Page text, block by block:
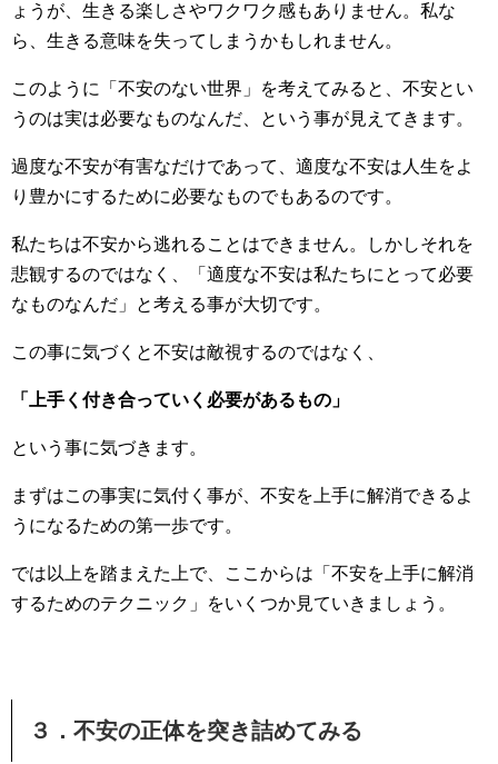
ょうが、生きる楽しさやワクワク感もありません。私な
ら、生きる意味を失ってしまうかもしれません。
このように「不安のない世界」を考えてみると、不安とい
うのは実は必要なものなんだ、という事が見えてきます。
過度な不安が有害なだけであって、適度な不安は人生をよ
り豊かにするために必要なものでもあるのです。
私たちは不安から逃れることはできません。しかしそれを
悲観するのではなく、「適度な不安は私たちにとって必要
なものなんだ」と考える事が大切です。
この事に気づくと不安は敵視するのではなく、
「上手く付き合っていく必要があるもの」
という事に気づきます。
まずはこの事実に気付く事が、不安を上手に解消できるよ
うになるための第一歩です。
では以上を踏まえた上で、ここからは「不安を上手に解消
するためのテクニック」をいくつか見ていきましょう。
３．不安の正体を突き詰めてみる